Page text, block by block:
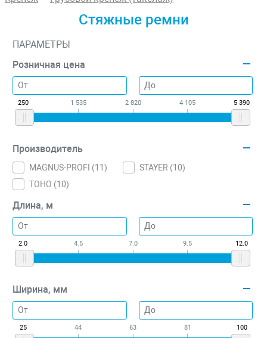
Стяжные ремни
ПАРАМЕТРЫ
Розничная цена
250 1 535 2 820 4 105 5 390
Производитель
MAGNUS-PROFI (11 ) STAYER (10)
TOHO (10)
Длина, м
2.0 4.5 7.0 9.5 12.0
Ширина, мм
25 44 63 81 100